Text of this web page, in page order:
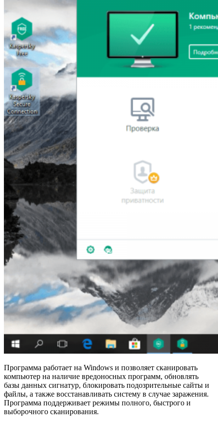
Программа работает на Windows и позволяет сканировать
компьютер на наличие вредоносных программ, обновлять
базы данных сигнатур, блокировать подозрительные сайты и
файлы, а также восстанавливать систему в случае заражения.
Программа поддерживает режимы полного, быстрого и
выборочного сканирования.